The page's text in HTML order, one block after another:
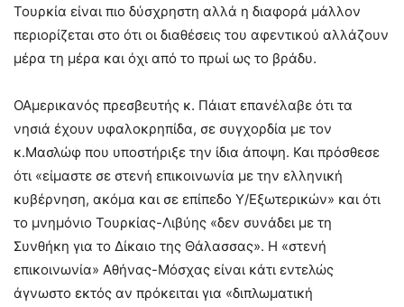
Τουρκία είναι πιο δύσχρηστη αλλά η διαφορά μάλλον
περιορίζεται στο ότι οι διαθέσεις του αφεντικού αλλάζουν
μέρα τη μέρα και όχι από το πρωί ως το βράδυ.
ΟΑμερικανός πρεσβευτής κ. Πάιατ επανέλαβε ότι τα
νησιά έχουν υφαλοκρηπίδα, σε συγχορδία με τον
κ.Μασλώφ που υποστήριξε την ίδια άποψη. Και πρόσθεσε
ότι «είμαστε σε στενή επικοινωνία με την ελληνική
κυβέρνηση, ακόμα και σε επίπεδο Υ/Εξωτερικών» και ότι
το μνημόνιο Τουρκίας-Λιβύης «δεν συνάδει με τη
Συνθήκη για το Δίκαιο της Θάλασσας». Η «στενή
επικοινωνία» Αθήνας-Μόσχας είναι κάτι εντελώς
άγνωστο εκτός αν πρόκειται για «διπλωματική